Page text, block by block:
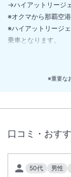
→ハイアットリージ
※オクマから那覇空
※ハイアットリージ
乗車となります。
電話（０９８０－４
・客室の清掃（室内
・ゴミ回収、タオル
※重要な
口コミ・おす
50代 男性